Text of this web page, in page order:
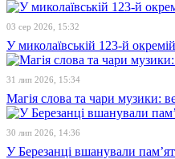
03 сер 2026, 15:32
У миколаївській 123-й
31 лип 2026, 15:34
Магія слова та чари музики:
30 лип 2026, 14:36
У Березанці вшанували